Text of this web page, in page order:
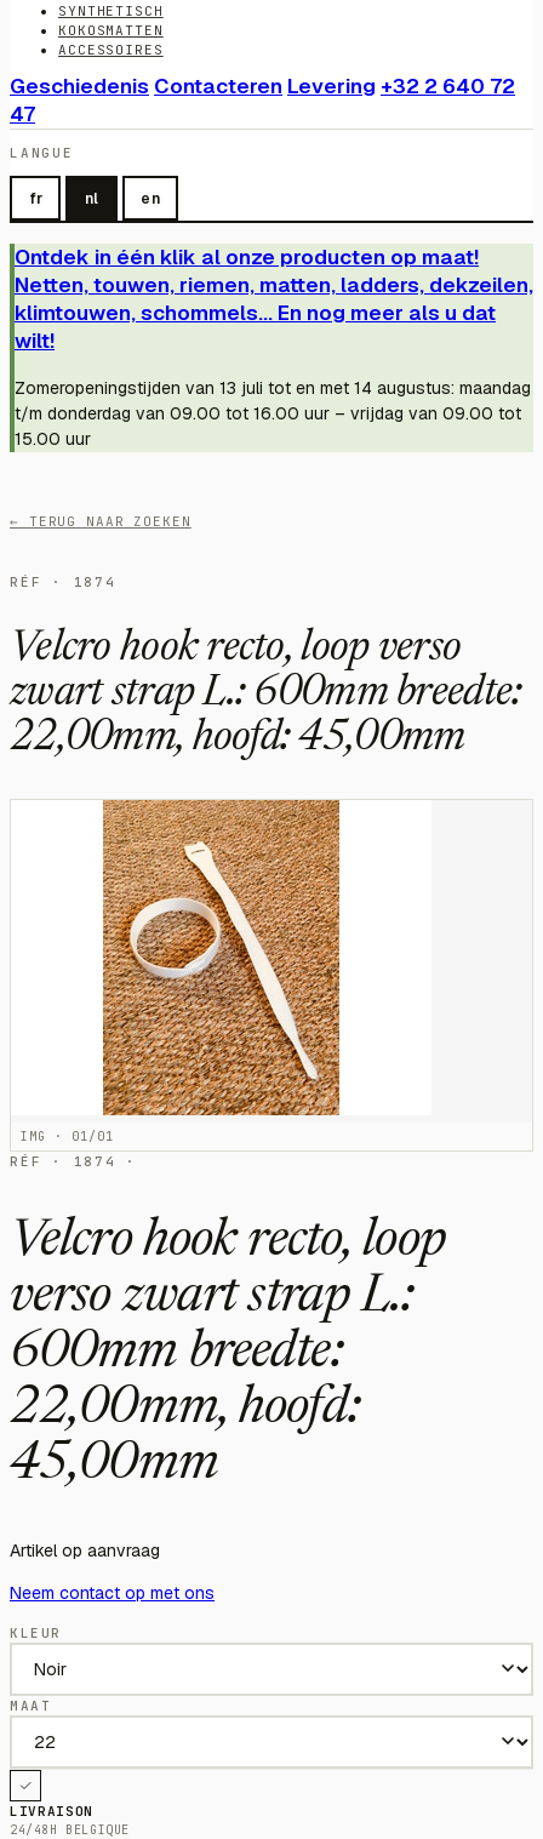
SYNTHETISCH
KOKOSMATTEN
ACCESSOIRES
Geschiedenis Contacteren Levering +32 2 640 72
47
LANGUE
fr nl en
Ontdek in één klik al onze producten op maat!
Netten, touwen, riemen, matten, ladders, dekzeilen,
klimtouwen, schommels... En nog meer als u dat
wilt!
Zomeropeningstijden van 13 juli tot en met 14 augustus: maandag
t/m donderdag van 09.00 tot 16.00 uur – vrijdag van 09.00 tot
15.00 uur
← TERUG NAAR ZOEKEN
RÉF · 1874
Velcro hook recto, loop verso
zwart strap L.: 600mm breedte:
22,00mm, hoofd: 45,00mm
IMG · 01/01
RÉF · 1874 ·
Velcro hook recto, loop
verso zwart strap L.:
600mm breedte:
22,00mm, hoofd:
45,00mm
Artikel op aanvraag
Neem contact op met ons
KLEUR
MAAT
LIVRAISON
24/48H BELGIQUE